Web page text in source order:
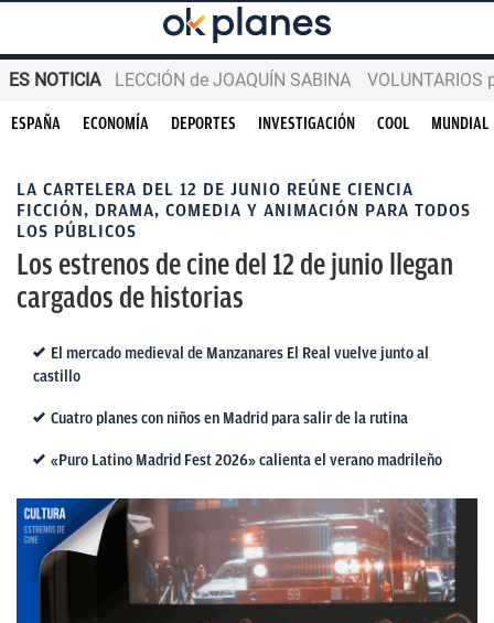
ES NOTICIA LECCIÓN de JOAQUÍN SABINA VOLUNTARIOS
ESPAÑA ECONOMÍA DEPORTES INVESTIGACIÓN COOL MUNDIAL
LA CARTELERA DEL 12 DE JUNIO REÚNE CIENCIA
FICCIÓN, DRAMA, COMEDIA Y ANIMACIÓN PARA TODOS
LOS PÚBLICOS
Los estrenos de cine del 12 de junio llegan
cargados de historias
El mercado medieval de Manzanares El Real vuelve junto al
castillo
Cuatro planes con niños en Madrid para salir de la rutina
«Puro Latino Madrid Fest 2026» calienta el verano madrileño